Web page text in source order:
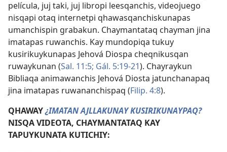
película, juj taki, juj libropi leesqanchis, videojuego
nisqapi otaq internetpi qhawasqanchiskunapas
umanchispin grabakun. Chaymantataq chayman jina
imatapas ruwanchis. Kay mundopiqa tukuy
kusirikuykunapas Jehová Diospa cheqnikusqan
ruwaykunan (Sal. 11:5; Gál. 5:19-21). Chayraykun
Bibliaqa animawanchis Jehová Diosta jatunchanapaq
jina imatapas ruwananchispaq (Filip. 4:8).
QHAWAY¿IMATAN AJLLAKUNAY KUSIRIKUNAYPAQ?
NISQA VIDEOTA, CHAYMANTATAQ KAY
TAPUYKUNATA KUTICHIY: